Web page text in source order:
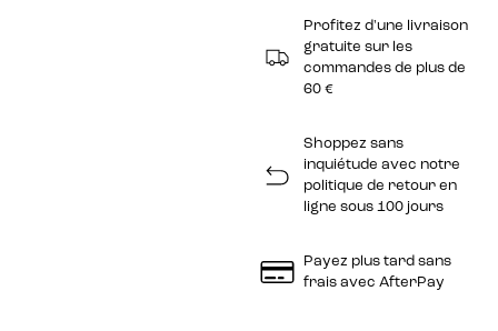
Profitez d'une livraison
gratuite sur les
commandes de plus de
60 €
Shoppez sans
inquiétude avec notre
politique de retour en
ligne sous 100 jours
Payez plus tard sans
frais avec AfterPay